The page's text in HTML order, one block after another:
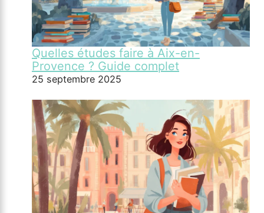
Quelles études faire à Aix-en-
Provence ? Guide complet
25 septembre 2025